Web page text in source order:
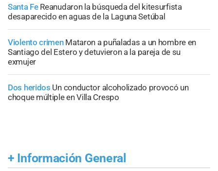
Santa Fe Reanudaron la búsqueda del kitesurfista
desaparecido en aguas de la Laguna Setúbal
Violento crimen Mataron a puñaladas a un hombre en
Santiago del Estero y detuvieron a la pareja de su
exmujer
Dos heridos Un conductor alcoholizado provocó un
choque múltiple en Villa Crespo
+ Información General